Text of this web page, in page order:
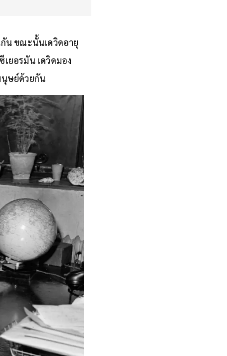
น ขณะนั้นเดวิดอายุ
อรมัน เดวิดมอง
นุษย์ด้วยกัน